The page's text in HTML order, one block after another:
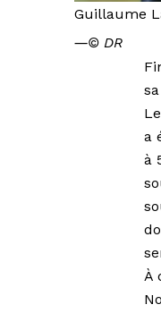
Guillaume
―© DR
a
à
À